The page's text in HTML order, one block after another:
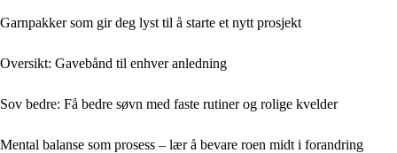
Garnpakker som gir deg lyst til å starte et nytt prosjekt
Oversikt: Gavebånd til enhver anledning
Sov bedre: Få bedre søvn med faste rutiner og rolige kvelder
Mental balanse som prosess – lær å bevare roen midt i forandring